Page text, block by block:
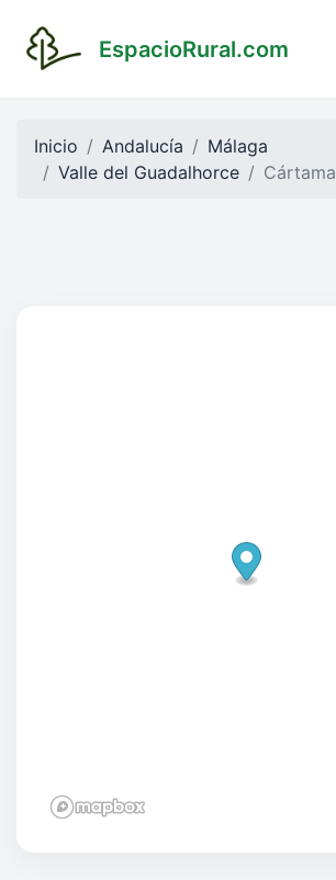
EspacioRural.com
Inicio Andalucía
Málaga
Valle del Guadalhorce
Cártama